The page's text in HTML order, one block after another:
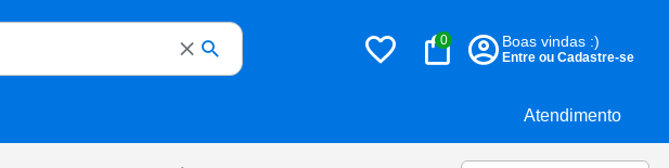
Atendimento
0 Boas vindas :)
Entre ou Cadastre-se